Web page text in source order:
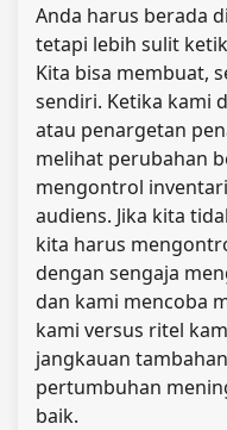
Anda harus berada
tetapi lebih sulit
Kita bisa membuat,
sendiri. Ketika kami
atau penargetan
melihat perubahan
mengontrol
audiens. Jika kita
kita harus
dengan sengaja
dan kami mencoba
kami versus ritel
jangkauan
pertumbuhan
baik.